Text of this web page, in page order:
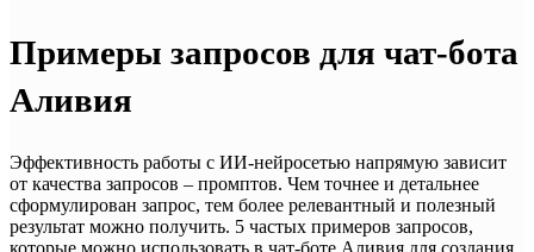
Примеры запросов для чат-бота
Аливия
Эффективность работы с ИИ-нейросетью напрямую зависит
от качества запросов – промптов. Чем точнее и детальнее
сформулирован запрос, тем более релевантный и полезный
результат можно получить. 5 частых примеров запросов,
которые можно использовать в чат-боте Аливия для создания